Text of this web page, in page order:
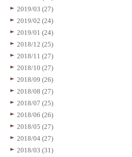
2019/03 (27)
2019/02 (24)
2019/01 (24)
2018/12 (25)
2018/11 (27)
2018/10 (27)
2018/09 (26)
2018/08 (27)
2018/07 (25)
2018/06 (26)
2018/05 (27)
2018/04 (27)
2018/03 (31)